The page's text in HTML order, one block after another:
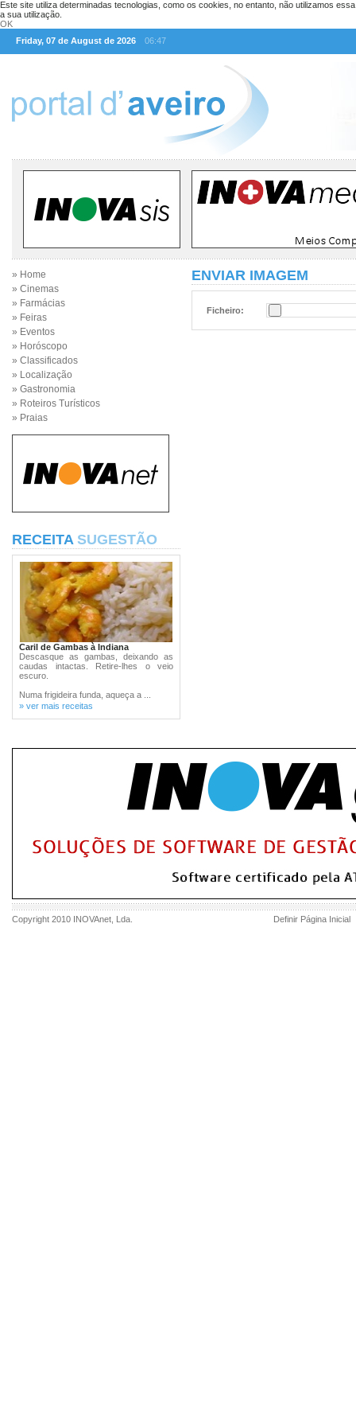
Este site utiliza determinadas tecnologias, como os cookies, no entanto, não utilizamos
a sua utilização.
OK
Friday, 07 de August de 2026
06:47
» Home
» Cinemas
» Farmácias
» Feiras
» Eventos
» Horóscopo
» Classificados
» Localização
» Gastronomia
» Roteiros Turísticos
» Praias
RECEITA SUGESTÃO
Caril de Gambas à Indiana
Descasque as gambas, deixando as
caudas intactas. Retire-lhes o veio
escuro.
Numa frigideira funda, aqueça a ...
» ver mais receitas
ENVIAR IMAGEM
Ficheiro:
Copyright 2010 INOVAnet , Lda. Definir Página Inicial